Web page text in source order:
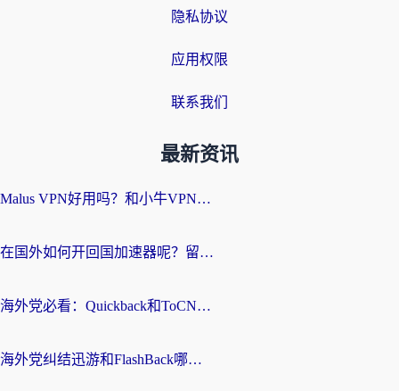
隐私协议
应用权限
联系我们
最新资讯
Malus VPN好用吗？和小牛VPN对比哪个回国效果更好？海外党亲测实用指南
在国外如何开回国加速器呢？留学生亲测的无缝访问国内资源指南
海外党必看：Quickback和ToCN好用吗？3分钟选对回国加速器的实用指南
海外党纠结迅游和FlashBack哪个好？2026实用指南教你选对回国加速器